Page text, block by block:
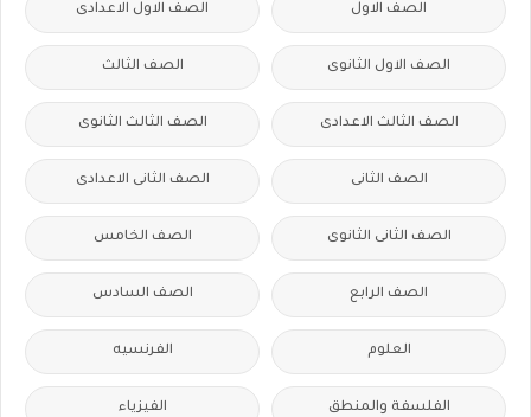
الصف الاول الصف الاول الاعدادى
الصف الاول الثانوى الصف الثالث
الصف الثالث الاعدادى الصف الثالث الثانوى
الصف الثانى الصف الثانى الاعدادى
الصف الثانى الثانوى الصف الخامس
الصف الرابع الصف السادس
العلوم الفرنسيه
الفلسفة والمنطق الفيزياء